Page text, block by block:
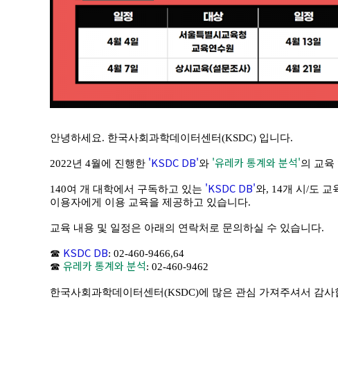
안녕하세요. 한국사회과학데이터센터(KSDC) 입니다.
2022년 4월에 진행한 'KSDC DB'와 '유레카 통계와 분석'의 교육
140여 개 대학에서 구독하고 있는 'KSDC DB'와, 14개 시/도 교
이용자에게 이용 교육을 제공하고 있습니다.
교육 내용 및 일정은 아래의 연락처로 문의하실 수 있습니다.
☎ KSDC DB: 02-460-9466,64
☎ 유레카 통계와 분석: 02-460-9462
한국사회과학데이터센터(KSDC)에 많은 관심 가져주셔서 감사